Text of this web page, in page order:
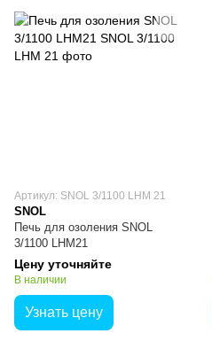
Артикул: SNOL 3/1100 LHM 21
SNOL
Печь для озоления SNOL
3/1100 LHM21
Цену уточняйте
В наличии
Узнать цену